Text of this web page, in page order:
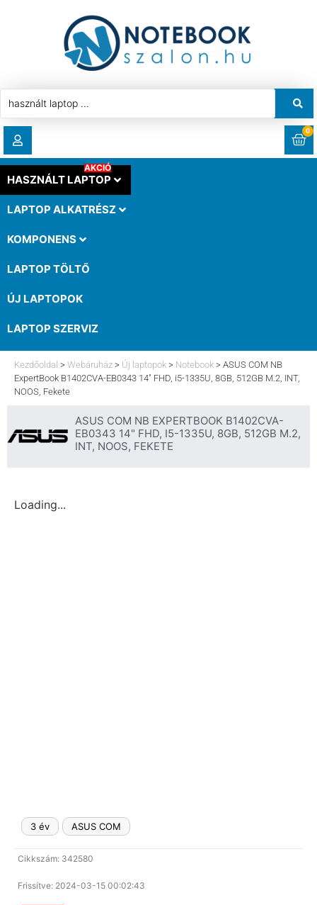
RENDELÉSEK
CÍMEK
FIÓKADATOK
ELFELEJTETT JELSZÓ
0
HASZNÁLT LAPTOP
AKCIÓ
LAPTOP ALKATRÉSZ
KOMPONENS
LAPTOP TÖLTŐ
ÚJ LAPTOPOK
LAPTOP SZERVIZ
Kezdőoldal > Webáruház > Új laptopok > Notebook > ASUS COM NB
ExpertBook B1402CVA-EB0343 14″ FHD, i5-1335U, 8GB, 512GB M.2, INT,
NOOS, Fekete
ASUS COM NB EXPERTBOOK B1402CVA-
EB0343 14" FHD, I5-1335U, 8GB, 512GB M.2,
INT, NOOS, FEKETE
Loading...
3 év ASUS COM
Cikkszám: 342580
Frissítve: 2024-03-15 00:02:43